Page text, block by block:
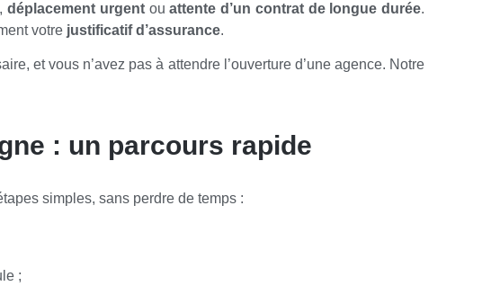
,déplacement urgentouattente d’un contrat de longue durée.
votre justificatif d’assurance.
et vous n’avez pas à attendre l’ouverture d’une agence. Notre
: un parcours rapide
simples, sans perdre de temps :
;